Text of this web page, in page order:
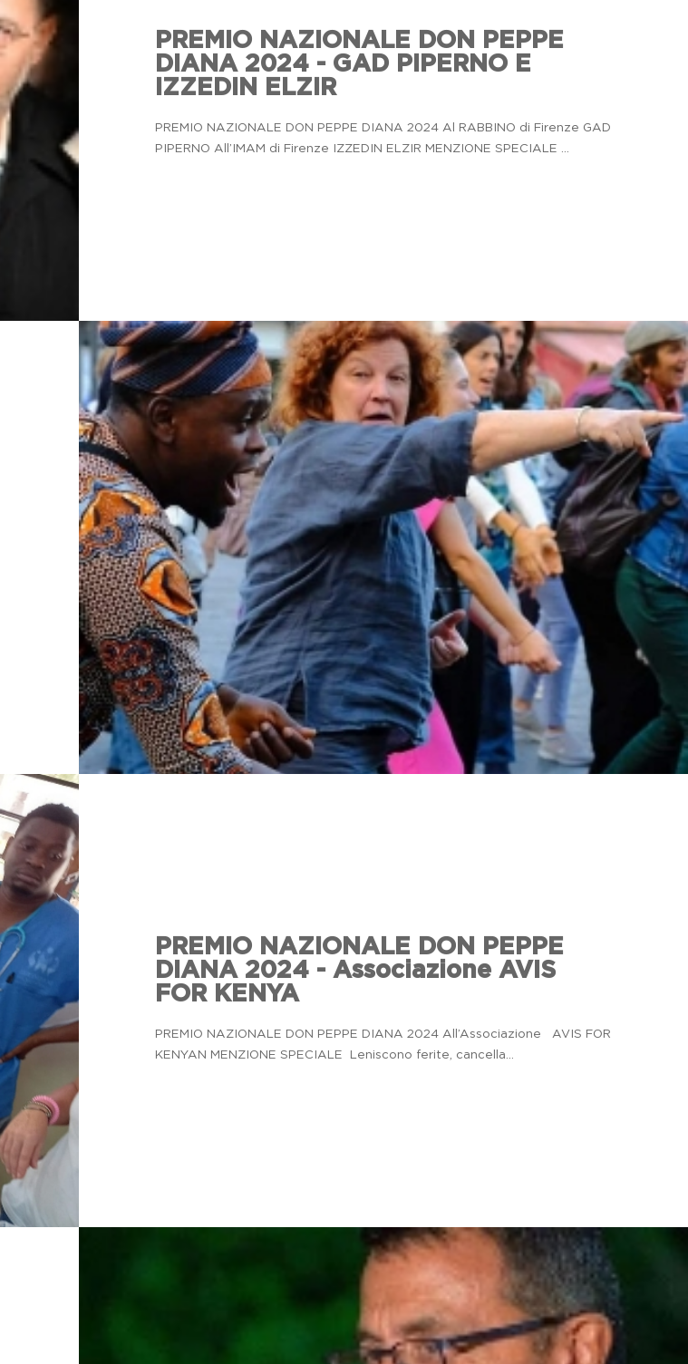
...decisero che
messaggio,
l'impegnoeil
sacrificiodidon
Giuseppe Diana
PREMIO NAZIONALE DON PEPPE
DIANA 2024 - GAD PIPERNO E
IZZEDIN ELZIR
PREMIO NAZIONALE DON PEPPE DIANA 2024 Al RABBINO di Firenze GAD
PIPERNO All’IMAM di Firenze IZZEDIN ELZIR MENZIONE SPECIALE ...
PREMIO NAZIONALE DON PEPPE
DIANA 2024 - Associazione AVIS
FOR KENYA
PREMIO NAZIONALE DON PEPPE DIANA 2024 All’Associazione AVIS FOR
KENYAN MENZIONE SPECIALE Leniscono ferite, cancella...